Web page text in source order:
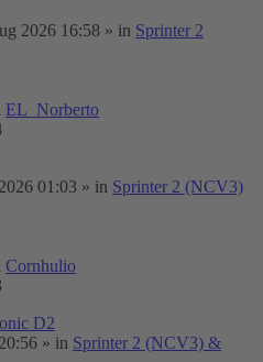
2026 16:58 » in Sprinter 2
EL_Norberto
01:03 » in Sprinter 2 (NCV3)
Cornhulio
D2
» in Sprinter 2 (NCV3) &